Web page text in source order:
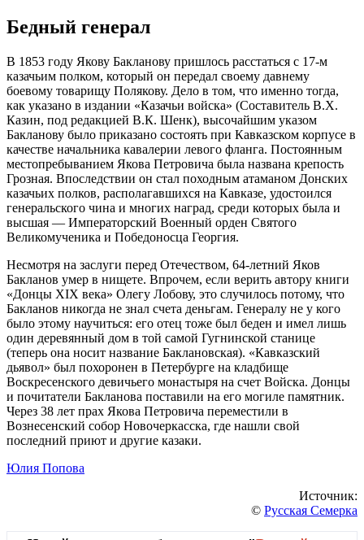
Бедный генерал
В 1853 году Якову Бакланову пришлось расстаться с 17-м
казачьим полком, который он передал своему давнему
боевому товарищу Полякову. Дело в том, что именно тогда,
как указано в издании «Казачьи войска» (Составитель В.Х.
Казин, под редакцией В.К. Шенк), высочайшим указом
Бакланову было приказано состоять при Кавказском корпусе в
качестве начальника кавалерии левого фланга. Постоянным
местопребыванием Якова Петровича была названа крепость
Грозная. Впоследствии он стал походным атаманом Донских
казачьих полков, располагавшихся на Кавказе, удостоился
генеральского чина и многих наград, среди которых была и
высшая — Императорский Военный орден Святого
Великомученика и Победоносца Георгия.
Несмотря на заслуги перед Отечеством, 64-летний Яков
Бакланов умер в нищете. Впрочем, если верить автору книги
«Донцы XIX века» Олегу Лобову, это случилось потому, что
Бакланов никогда не знал счета деньгам. Генералу не у кого
было этому научиться: его отец тоже был беден и имел лишь
один деревянный дом в той самой Гугнинской станице
(теперь она носит название Баклановская). «Кавказский
дьявол» был похоронен в Петербурге на кладбище
Воскресенского девичьего монастыря на счет Войска. Донцы
и почитатели Бакланова поставили на его могиле памятник.
Через 38 лет прах Якова Петровича переместили в
Вознесенский собор Новочеркасска, где нашли свой
последний приют и другие казаки.
Юлия Попова
Источник:
© Русская Семерка